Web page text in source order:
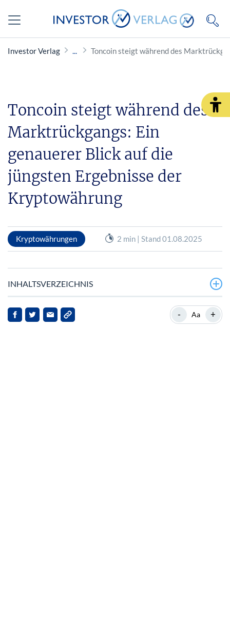
Investor Verlag Toncoin steigt während des
Toncoin steigt während des
Marktrückgangs: Ein
genauerer Blick auf die
jüngsten Ergebnisse der
Kryptowährung
Kryptowährungen 2 min | Stand 01.08.2025
INHALTSVERZEICHNIS
Toncoin zielt auf neue Höhen
- Aa +